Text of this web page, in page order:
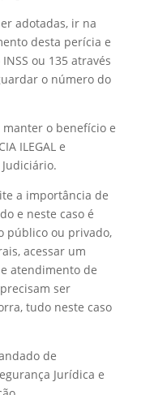
adotadas, ir na
desta perícia e
ou 135 através
o número do
manter o benefício e
ILEGAL e
a importância de
e neste caso é
público ou privado,
acessar um
atendimento de
ser
tudo neste caso
de
Jurídica e